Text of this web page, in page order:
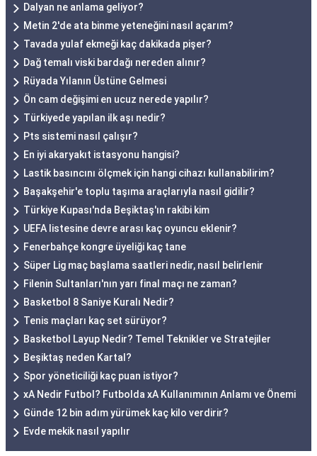
Dalyan ne anlama geliyor?
Metin 2'de ata binme yeteneğini nasıl açarım?
Tavada yulaf ekmeği kaç dakikada pişer?
Dağ temalı viski bardağı nereden alınır?
Rüyada Yılanın Üstüne Gelmesi
Ön cam değişimi en ucuz nerede yapılır?
Türkiyede yapılan ilk aşı nedir?
Pts sistemi nasıl çalışır?
En iyi akaryakıt istasyonu hangisi?
Lastik basıncını ölçmek için hangi cihazı kullanabilirim?
Başakşehir'e toplu taşıma araçlarıyla nasıl gidilir?
Türkiye Kupası'nda Beşiktaş'ın rakibi kim
UEFA listesine devre arası kaç oyuncu eklenir?
Fenerbahçe kongre üyeliği kaç tane
Süper Lig maç başlama saatleri nedir, nasıl belirlenir
Filenin Sultanları'nın yarı final maçı ne zaman?
Basketbol 8 Saniye Kuralı Nedir?
Tenis maçları kaç set sürüyor?
Basketbol Layup Nedir? Temel Teknikler ve Stratejiler
Beşiktaş neden Kartal?
Spor yöneticiliği kaç puan istiyor?
xA Nedir Futbol? Futbolda xA Kullanımının Anlamı ve Önemi
Günde 12 bin adım yürümek kaç kilo verdirir?
Evde mekik nasıl yapılır